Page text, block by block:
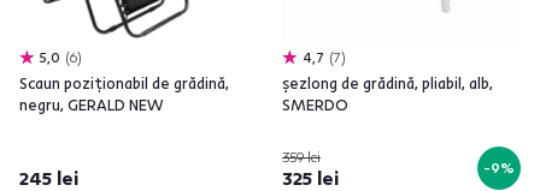
5,0 6
Scaun poziţionabil de grădină,
negru, GERALD NEW
245 lei
4,7 7
şezlong de grădină, pliabil, alb,
SMERDO
359 lei
325 lei -9%